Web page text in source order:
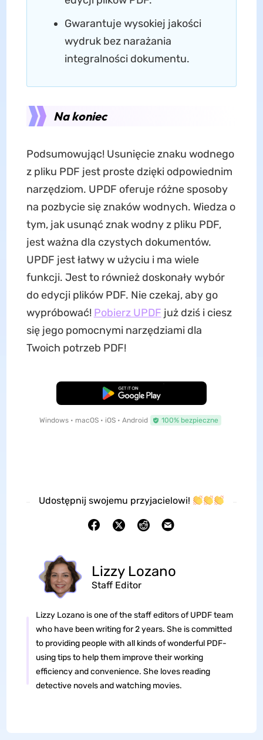
Gwarantuje wysokiej jakości
wydruk bez narażania
integralności dokumentu.
Na koniec
Podsumowując! Usunięcie znaku wodnego
z pliku PDF jest proste dzięki odpowiednim
narzędziom. UPDF oferuje różne sposoby
na pozbycie się znaków wodnych. Wiedza o
tym, jak usunąć znak wodny z pliku PDF,
jest ważna dla czystych dokumentów.
UPDF jest łatwy w użyciu i ma wiele
funkcji. Jest to również doskonały wybór
do edycji plików PDF. Nie czekaj, aby go
wypróbować! Pobierz UPDF już dziś i ciesz
się jego pomocnymi narzędziami dla
Twoich potrzeb PDF!
Pobierz za darmo
Windows • macOS • iOS • Android 100% bezpieczne
Udostępnij swojemu przyjacielowi!
Lizzy Lozano
Staff Editor
Lizzy Lozano is one of the staff editors of UPDF team
who have been writing for 2 years. She is committed
to providing people with all kinds of wonderful PDF-
using tips to help them improve their working
efficiency and convenience. She loves reading
detective novels and watching movies.